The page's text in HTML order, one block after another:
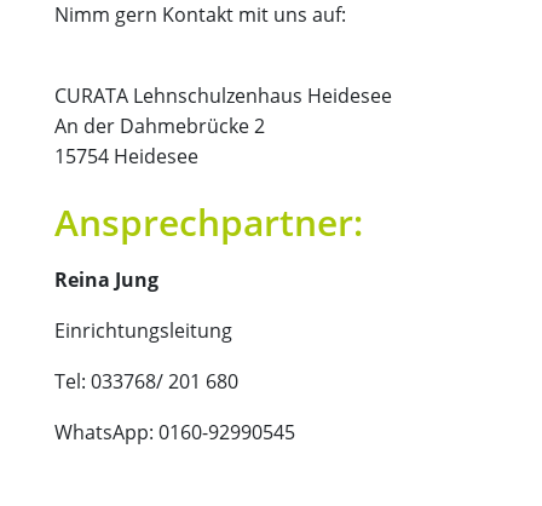
Nimm gern Kontakt mit uns auf:
CURATA Lehnschulzenhaus Heidesee
An der Dahmebrücke 2
15754 Heidesee
Ansprechpartner:
Reina Jung
Einrichtungsleitung
Tel: 033768/ 201 680
WhatsApp: 0160-92990545